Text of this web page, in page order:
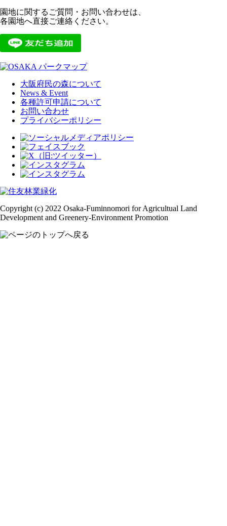
園地に関するご質問・お問い合わせは、
各園地へ直接ご連絡ください。
大阪府民の森について
News & Event
各種許可申請について
お問い合わせ
プライバシーポリシー
Copyright (c) 2022 Osaka-Fuminnomori for Agricultual Land
Development and Greenery-Environment Promotion